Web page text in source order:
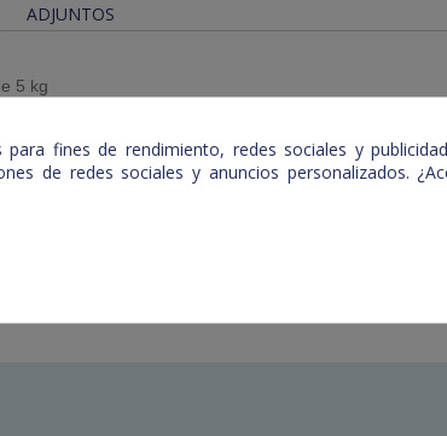
ADJUNTOS
5 kg
fines de rendimiento, redes sociales y
de redes sociales y anuncios personalizados.